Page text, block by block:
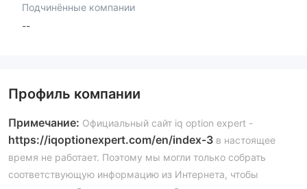
Подчинённые компании
--
Профиль компании
Примечание: Официальный сайт iq option expert -
https://iqoptionexpert.com/en/index-3 в настоящее
время не работает. Поэтому мы могли только собрать
соответствующую информацию из Интернета, чтобы